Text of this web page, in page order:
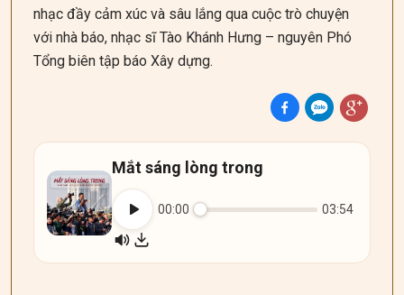
nhạc đầy cảm xúc và sâu lắng qua cuộc trò chuyện
với nhà báo, nhạc sĩ Tào Khánh Hưng – nguyên Phó
Tổng biên tập báo Xây dựng.
Mắt sáng lòng trong
00:00 03:54